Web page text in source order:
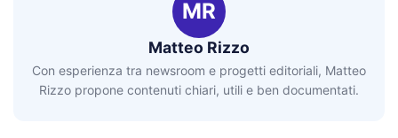
MR
Matteo Rizzo
Con esperienza tra newsroom e progetti editoriali, Matteo
Rizzo propone contenuti chiari, utili e ben documentati.